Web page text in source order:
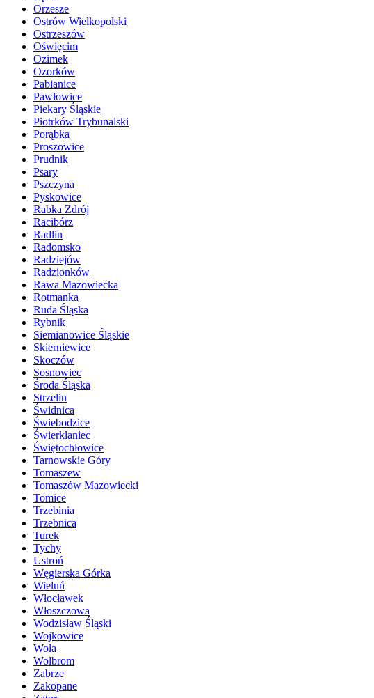
Orzesze
Ostrów Wielkopolski
Ostrzeszów
Oświęcim
Ozimek
Ozorków
Pabianice
Pawłowice
Piekary Śląskie
Piotrków Trybunalski
Porąbka
Proszowice
Prudnik
Psary
Pszczyna
Pyskowice
Rabka Zdrój
Racibórz
Radlin
Radomsko
Radziejów
Radzionków
Rawa Mazowiecka
Rotmanka
Ruda Śląska
Rybnik
Siemianowice Śląskie
Skierniewice
Skoczów
Sosnowiec
Środa Śląska
Strzelin
Świdnica
Świebodzice
Świerklaniec
Świętochłowice
Tarnowskie Góry
Tomaszew
Tomaszów Mazowiecki
Tomice
Trzebinia
Trzebnica
Turek
Tychy
Ustroń
Węgierska Górka
Wieluń
Włocławek
Włoszczowa
Wodzisław Śląski
Wojkowice
Wola
Wolbrom
Zabrze
Zakopane